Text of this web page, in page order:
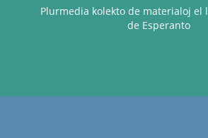
Plurmedia kolekto de materialoj el
de Esperanto